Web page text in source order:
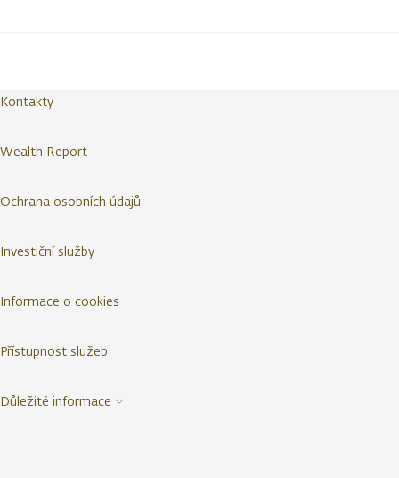
Kontakty
Wealth Report
Ochrana osobních údajů
Investiční služby
Informace o cookies
Přístupnost služeb
Důležité informace